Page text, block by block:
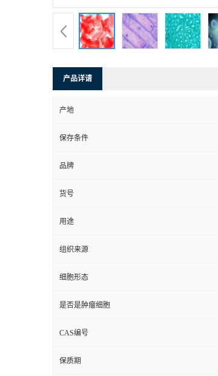
产品详请
产地
保存条件
品牌
货号
用途
组织来源
细胞形态
是否是肿瘤细胞
CAS编号
保质期